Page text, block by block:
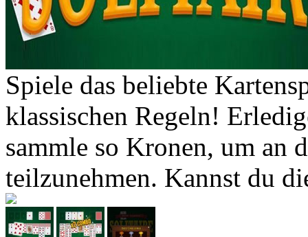
Spiele das beliebte
klassischen Regeln!
sammle so Kronen, um an
teilzunehmen. Kannst du